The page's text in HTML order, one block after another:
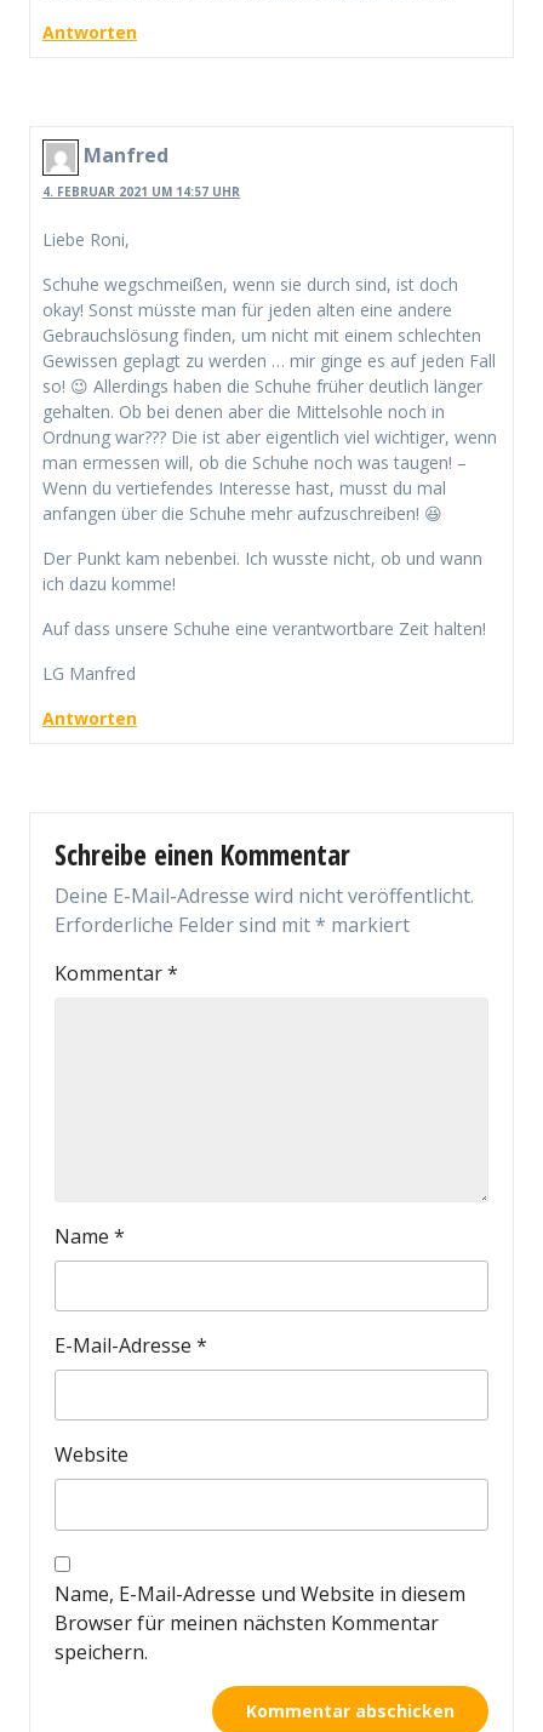
Antworten
Manfred
4. FEBRUAR 2021 UM 14:57 UHR
Liebe Roni,
Schuhe wegschmeißen, wenn sie durch sind, ist doch
okay! Sonst müsste man für jeden alten eine andere
Gebrauchslösung finden, um nicht mit einem schlechten
Gewissen geplagt zu werden … mir ginge es auf jeden Fall
so! 😉 Allerdings haben die Schuhe früher deutlich länger
gehalten. Ob bei denen aber die Mittelsohle noch in
Ordnung war??? Die ist aber eigentlich viel wichtiger, wenn
man ermessen will, ob die Schuhe noch was taugen! –
Wenn du vertiefendes Interesse hast, musst du mal
anfangen über die Schuhe mehr aufzuschreiben! 😆
Der Punkt kam nebenbei. Ich wusste nicht, ob und wann
ich dazu komme!
Auf dass unsere Schuhe eine verantwortbare Zeit halten!
LG Manfred
Antworten
Schreibe einen Kommentar
Deine E-Mail-Adresse wird nicht veröffentlicht.
Erforderliche Felder sind mit* markiert
Kommentar*
Name *
E-Mail-Adresse *
Website
Name, E-Mail-Adresse und Website in diesem
Browser für meinen nächsten Kommentar
speichern.